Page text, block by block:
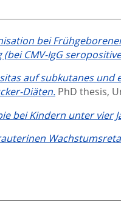
bei
CMV-IgG
auf subkutanes
Diäten. PhD thesis,
bei Kindern unter vier